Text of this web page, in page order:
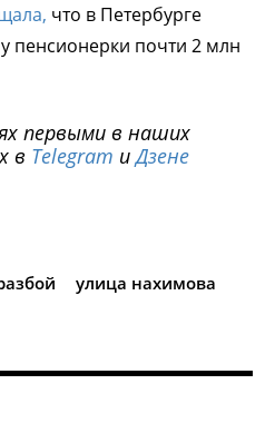
что в Петербурге
почти 2 млн
первыми в наших
в Telegram иДзене
улица нахимова